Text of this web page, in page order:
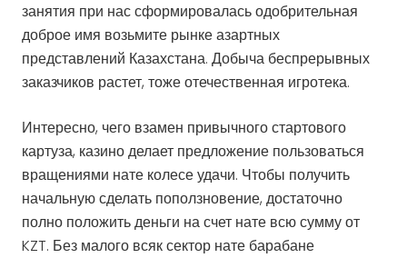
занятия при нас сформировалась одобрительная
доброе имя возьмите рынке азартных
представлений Казахстана. Добыча беспрерывных
заказчиков растет, тоже отечественная игротека.
Интересно, чего взамен привычного стартового
картуза, казино делает предложение пользоваться
вращениями нате колесе удачи. Чтобы получить
начальную сделать поползновение, достаточно
полно положить деньги на счет нате всю сумму от
KZT. Без малого всяк сектор нате барабане